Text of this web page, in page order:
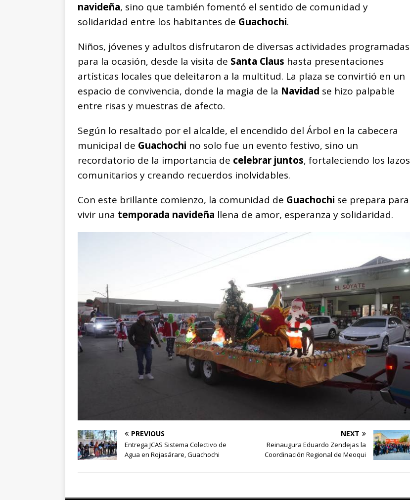
navideña, sino que también fomentó el sentido de comunidad y
solidaridad entre los habitantes de Guachochi.
Niños, jóvenes y adultos disfrutaron de diversas actividades programadas
para la ocasión, desde la visita de Santa Claus hasta presentaciones
artísticas locales que deleitaron a la multitud. La plaza se convirtió en un
espacio de convivencia, donde la magia de la Navidad se hizo palpable
entre risas y muestras de afecto.
Según lo resaltado por el alcalde, el encendido del Árbol en la cabecera
municipal de Guachochi no solo fue un evento festivo, sino un
recordatorio de la importancia de celebrar juntos, fortaleciendo los lazos
comunitarios y creando recuerdos inolvidables.
Con este brillante comienzo, la comunidad de Guachochi se prepara para
vivir una temporada navideña llena de amor, esperanza y solidaridad.
PREVIOUS
Entrega JCAS Sistema Colectivo de
Agua en Rojasárare, Guachochi
NEXT
Reinaugura Eduardo Zendejas la
Coordinación Regional de Meoqui